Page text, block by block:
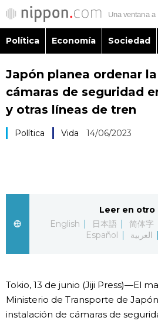
Política
Vida
Guía de Japón
Política Economía Sociedad
Japón planea ordenar
cámaras de seguridad
y otras líneas de tren
Política Vida 14/06/2023
Leer en otro
English
日本語 简体字
Español
العربية
Tokio, 13 de junio (Jiji Press)—El
Ministerio de Transporte de
instalación de cámaras de